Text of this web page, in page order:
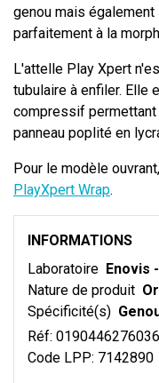
genou mais
parfaitement à la
L'attelle Play Xpert
tubulaire à enfiler. Elle
compressif permettant
panneau poplité en
Pour le modèle
PlayXpert Wrap.
INFORMATIONS
Laboratoire Enovis
Nature de produit
Spécificité(s)
Réf: 0190446276036
Code LPP: 7142890